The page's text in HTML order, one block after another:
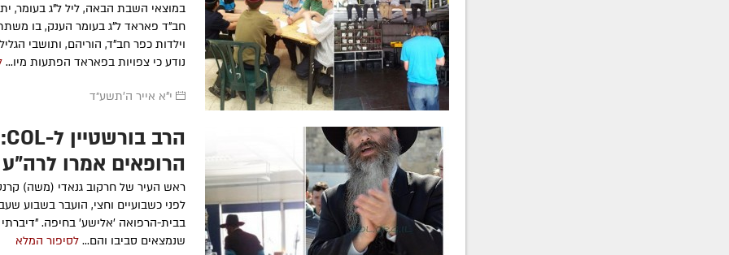
במוצאי השבת הבאה, ליל ל”ג בעומר,
חב”ד פאראד ל”ג בעומר הענק, בו
נודע כי צפויות בפאראד הפתעות מיו...
י"א אייר ה׳תשע״ד
הרב בורשטיין ל-COL:
הרופאים אמרו
בנס גדול
ראש העיר של חרקוב גנאדי (משה)
לפני כשבועיים וחצי, הועבר בשבוע
בבית-הרפואה 'אלישע' בחיפה.
שנמצאים סביבו והם... לסיפור המלא